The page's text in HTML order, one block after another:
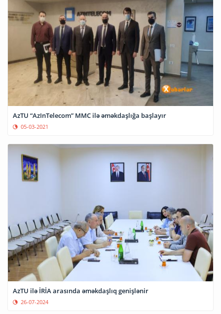
AzTU “AzInTelecom” MMC ilə əməkdaşlığa başlayır
05-03-2021
AzTU ilə İRİA arasında əməkdaşlıq genişlənir
26-07-2024